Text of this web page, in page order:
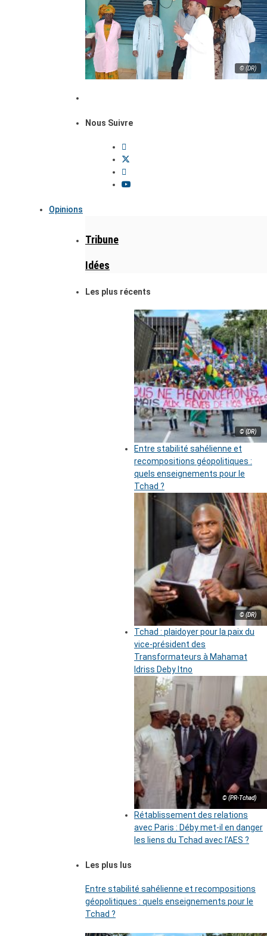
© (DR)
Nous Suivre
Opinions
Tribune
Idées
Les plus récents
© (DR)
Entre stabilité sahélienne et
recompositions géopolitiques :
quels enseignements pour le
Tchad ?
© (DR)
Tchad : plaidoyer pour la paix du
vice-président des
Transformateurs à Mahamat
Idriss Deby Itno
© (PR-Tchad)
Rétablissement des relations
avec Paris : Déby met-il en danger
les liens du Tchad avec l’AES ?
Les plus lus
Entre stabilité sahélienne et recompositions
géopolitiques : quels enseignements pour le
Tchad ?